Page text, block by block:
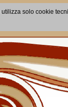
utilizza solo cookie